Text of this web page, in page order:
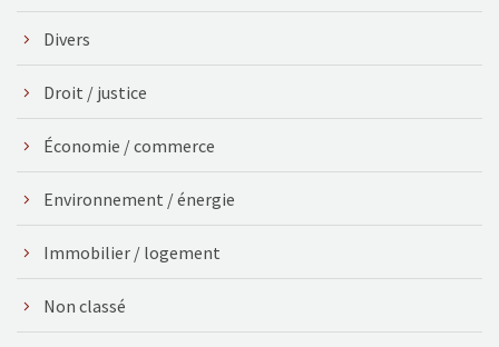
Divers
Droit / justice
Économie / commerce
Environnement / énergie
Immobilier / logement
Non classé